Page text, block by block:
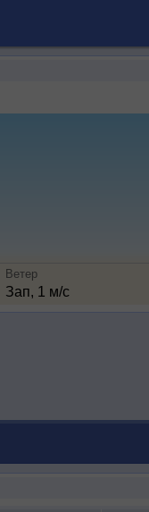
Ветер
Зап, 1 м/с